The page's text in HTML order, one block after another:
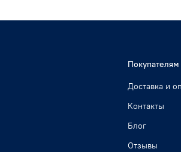
Покупателям
Доставка и
Контакты
Блог
Отзывы